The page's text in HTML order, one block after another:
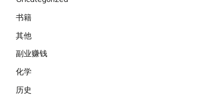
书籍
其他
副业赚钱
化学
历史